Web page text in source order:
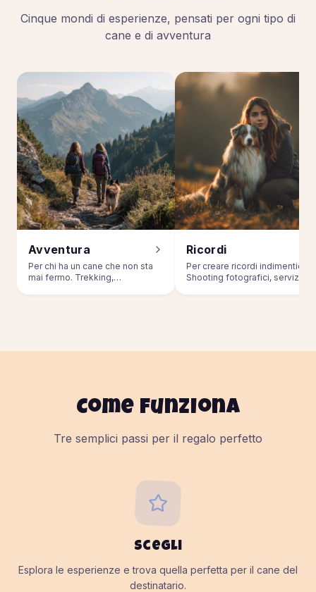
Cinque mondi di esperienze, pensati per ogni tipo di
cane e di avventura
Avventura
Per chi ha un cane che non sta
mai fermo. Trekking,
Ricordi
Per creare ricordi
Shooting fotografici, servizi
Come funziona
Tre semplici passi per il regalo perfetto
Scegli
Esplora le esperienze e trova quella perfetta per il cane del
destinatario.